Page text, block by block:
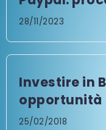
28/11/2023
Investire in
opportunità
25/02/2018